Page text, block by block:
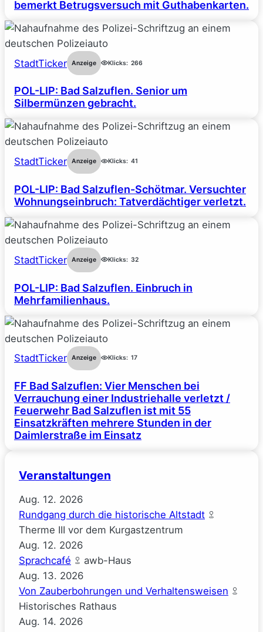
bemerkt Betrugsversuch mit Guthabenkarten.
StadtTicker Anzeige Klicks: 266
POL-LIP: Bad Salzuflen. Senior um
Silbermünzen gebracht.
StadtTicker Anzeige Klicks: 41
POL-LIP: Bad Salzuflen-Schötmar. Versuchter
Wohnungseinbruch: Tatverdächtiger verletzt.
StadtTicker Anzeige Klicks: 32
POL-LIP: Bad Salzuflen. Einbruch in
Mehrfamilienhaus.
StadtTicker Anzeige Klicks: 17
FF Bad Salzuflen: Vier Menschen bei
Verrauchung einer Industriehalle verletzt /
Feuerwehr Bad Salzuflen ist mit 55
Einsatzkräften mehrere Stunden in der
Daimlerstraße im Einsatz
Veranstaltungen
Aug. 12. 2026
Rundgang durch die historische Altstadt
Therme III vor dem Kurgastzentrum
Aug. 12. 2026
Sprachcafé
awb-Haus
Aug. 13. 2026
Von Zauberbohrungen und Verhaltensweisen
Historisches Rathaus
Aug. 14. 2026